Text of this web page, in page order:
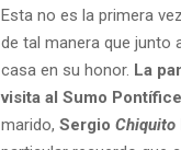
Esta no es la primera
de tal manera que junto
casa en su honor. La
visita al Sumo
marido, Sergio Chiquito